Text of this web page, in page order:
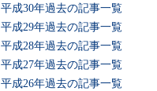
平成30年過去の記事一覧
平成29年過去の記事一覧
平成28年過去の記事一覧
平成27年過去の記事一覧
平成26年過去の記事一覧